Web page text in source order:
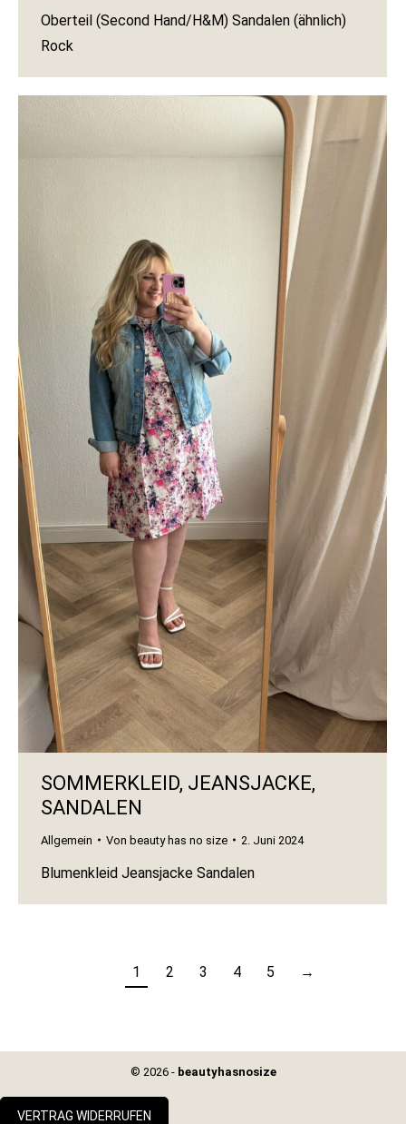
Oberteil (Second Hand/H&M) Sandalen (ähnlich)
Rock
SOMMERKLEID, JEANSJACKE,
SANDALEN
Allgemein Von beauty has no size 2. Juni 2024
Blumenkleid Jeansjacke Sandalen
1 2 3 4 5 →
© 2026 - beautyhasnosize
VERTRAG WIDERRUFEN